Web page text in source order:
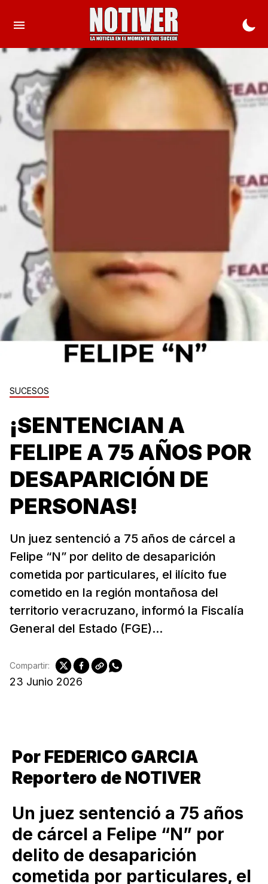
SUCESOS
¡SENTENCIAN A
FELIPE A 75 AÑOS POR
DESAPARICIÓN DE
PERSONAS!
Un juez sentenció a 75 años de cárcel a
Felipe “N” por delito de desaparición
cometida por particulares, el ilícito fue
cometido en la región montañosa del
territorio veracruzano, informó la Fiscalía
General del Estado (FGE)...
23 Junio 2026
Compartir:
Por FEDERICO GARCIA
Reportero de NOTIVER
Un juez sentenció a 75 años
de cárcel a Felipe “N” por
delito de desaparición
cometida por particulares, el